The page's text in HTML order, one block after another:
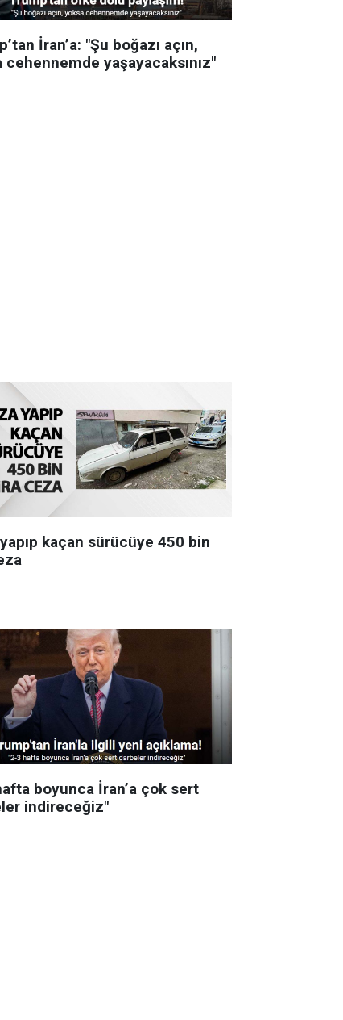
İran’a: "Şu boğazı açın,
cehennemde yaşayacaksınız"
kaçan sürücüye 450 bin
boyunca İran’a çok sert
indireceğiz"